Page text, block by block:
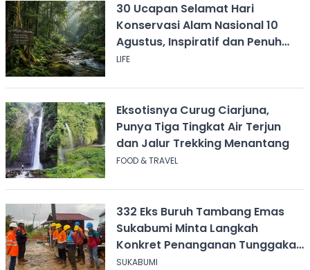
30 Ucapan Selamat Hari
Konservasi Alam Nasional 10
Agustus, Inspiratif dan Penuh
Pesan
LIFE
Eksotisnya Curug Ciarjuna,
Punya Tiga Tingkat Air Terjun
dan Jalur Trekking Menantang
FOOD & TRAVEL
332 Eks Buruh Tambang Emas
Sukabumi Minta Langkah
Konkret Penanganan Tunggakan
Gaji Rp8,4 Miliar
SUKABUMI